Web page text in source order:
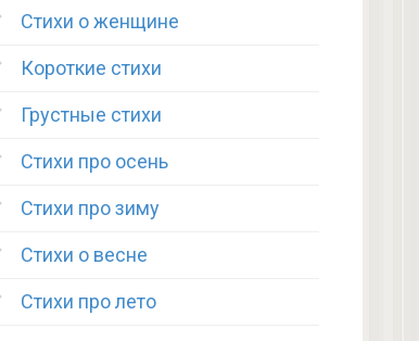
Стихи о женщине
Короткие стихи
Грустные стихи
Стихи про осень
Стихи про зиму
Стихи о весне
Стихи про лето